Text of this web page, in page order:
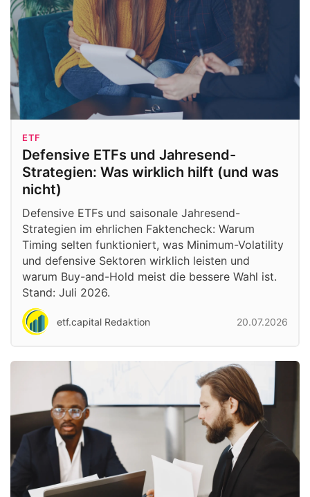
ETF
Defensive ETFs und Jahresend-
Strategien: Was wirklich hilft (und was
nicht)
Defensive ETFs und saisonale Jahresend-
Strategien im ehrlichen Faktencheck: Warum
Timing selten funktioniert, was Minimum-Volatility
und defensive Sektoren wirklich leisten und
warum Buy-and-Hold meist die bessere Wahl ist.
Stand: Juli 2026.
etf.capital Redaktion 20.07.2026